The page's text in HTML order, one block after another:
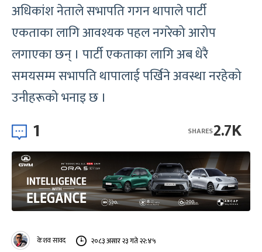
अधिकांश नेताले सभापति गगन थापाले पार्टी
एकताका लागि आवश्यक पहल नगरेको आरोप
लगाएका छन् । पार्टी एकताका लागि अब धेरै
समयसम्म सभापति थापालाई पर्खिने अवस्था नरहेको
उनीहरूको भनाइ छ ।
1 2.7K
SHARES
केशव सावद २०८३ असार २३ गते २२:४५